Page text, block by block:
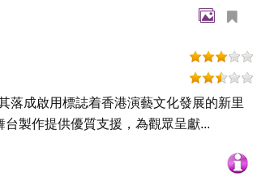
落成啟用標誌着香港演藝文化發展的新里
製作提供優質支援，為觀眾呈獻...